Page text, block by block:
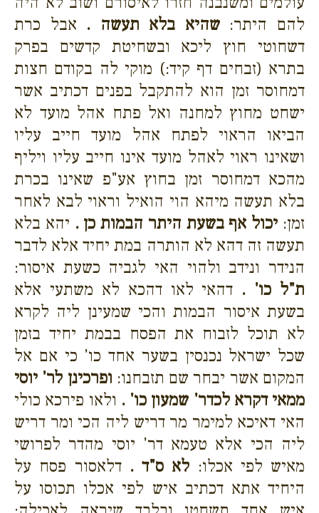
להם היתר:שהיא בלא תעשה . אבל כרת
דשחוטי חוץ ליכא ובשחיטת קדשים בפרק
בתרא (זבחים דף קיד:) מוקי לה בקודם חצות
דמחוסר זמן הוא להתקבל בפנים דכתיב אשר
ישחט מחוץ למחנה ואל פתח אהל מועד לא
הביאו הראוי לפתח אהל מועד חייב עליו
ושאינו ראוי לאהל מועד אינו חייב עליו ויליף
מהכא דמחוסר זמן בחוץ אע"פ שאינו בכרת
בלא תעשה מיהא הוי הואיל וראוי לבא לאחר
זמן: יכול אף בשעת היתר הבמות כן . יהא בלא
תעשה זה דהא לא הותרה במת יחיד אלא לדבר
הנידר ונידב ולהוי האי לגביה כשעת איסור:
ת"ל כו' . דהאי לאו דהכא לא משתעי אלא
בשעת איסור הבמות והכי שמעינן ליה לקרא
לא תוכל לזבוח את הפסח בבמת יחיד בזמן
שכל ישראל נכנסין בשער אחד כו' כי אם אל
המקום אשר יבחר שם תזבחנו: ופרכינן לר' יוסי
ממאי דקרא לכדר' שמעון כו' . ולאו פירכא כולי
האי דאיכא למימר מר דריש ליה הכי ומר דריש
ליה הכי אלא טעמא דר' יוסי מהדר לפרושי
מאיש לפי אכלו: לא ס"ד . דלאסור פסח על
היחיד אתא דכתיב איש לפי אכלו תכוסו על